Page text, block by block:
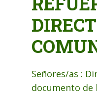
Señores/as :
documento de